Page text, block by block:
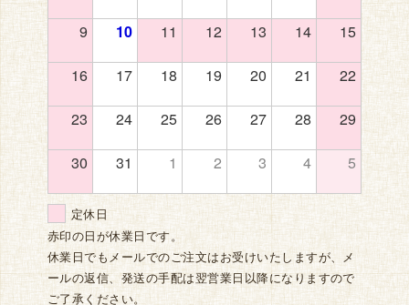
9 10 11 12 13 14 15
16 17 18 19 20 21 22
23 24 25 26 27 28 29
30 31 1 2 3 4 5
定休日
赤印の日が休業日です。
休業日でもメールでのご注文はお受けいたしますが、メ
ールの返信、発送の手配は翌営業日以降になりますので
ご了承ください。